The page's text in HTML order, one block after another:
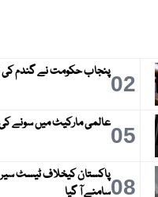
02پنجاب حکومت نے گندم کی
05عالمی مارکیٹ میں سونے
08سامنے آ گیا